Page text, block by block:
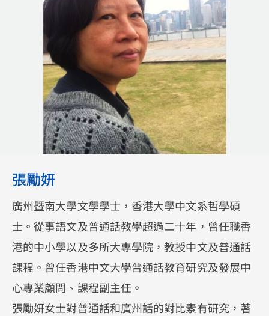
張勵妍
廣州暨南大學文學學士，香港大學中文系哲學碩
士。從事語文及普通話教學超過二十年，曾任職香
港的中小學以及多所大專學院，教授中文及普通話
課程。曾任香港中文大學普通話教育研究及發展中
心專業顧問、課程副主任。
張勵妍女士對普通話和廣州話的對比素有研究，著